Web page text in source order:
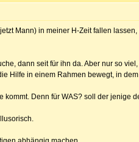
Mann) in meiner H-Zeit fallen
dann seit für ihn da. Aber nur so
Hilfe in einem Rahmen bewegt, in
Denn für WAS? soll der jenige